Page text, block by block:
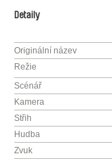
Detaily
Originální název
Režie
Scénář
Kamera
Střih
Hudba
Zvuk